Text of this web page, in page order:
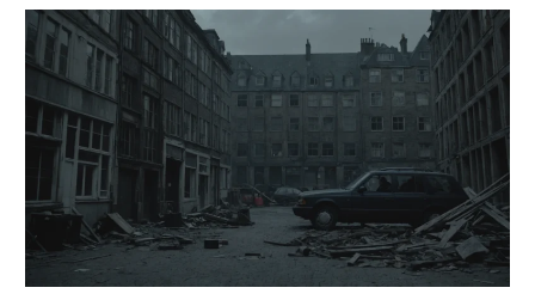
formation
Suisse:
le
complet
ne
pas